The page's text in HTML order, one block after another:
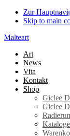
Zur
Skip to main
Malteart
Art
News
Vita
Kontakt
Shop
Giclee
Giclee
Kataloge